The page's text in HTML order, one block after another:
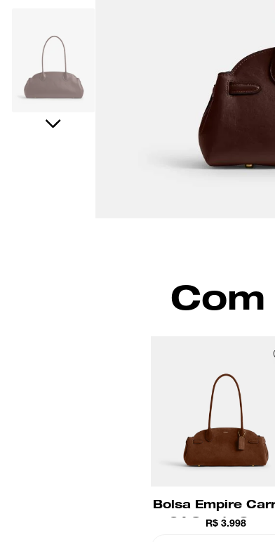
Bolsa Empire
34 Suede
R$ 3.998